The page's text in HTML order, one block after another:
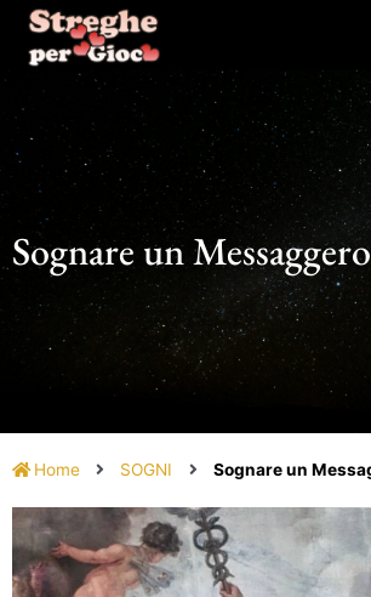
contenuto
Sognare un Messaggero
Home SOGNI Sognare un